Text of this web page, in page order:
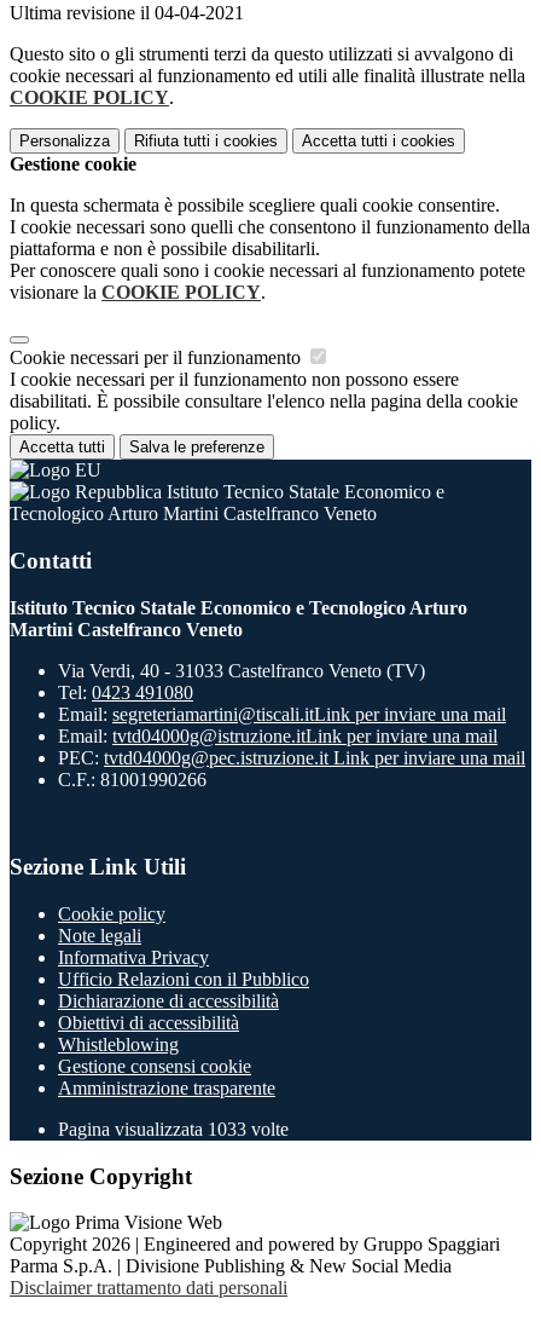
Ultima revisione il 04-04-2021
Questo sito o gli strumenti terzi da questo utilizzati si avvalgono di
cookie necessari al funzionamento ed utili alle finalità illustrate nella
COOKIE POLICY.
Personalizza Rifiuta tutti i cookies Accetta tutti i cookies
Gestione cookie
In questa schermata è possibile scegliere quali cookie consentire.
I cookie necessari sono quelli che consentono il funzionamento della
piattaforma e non è possibile disabilitarli.
Per conoscere quali sono i cookie necessari al funzionamento potete
visionare la COOKIE POLICY.
Cookie necessari per il funzionamento
I cookie necessari per il funzionamento non possono essere
disabilitati. È possibile consultare l'elenco nella pagina della cookie
policy.
Accetta tutti Salva le preferenze
Istituto Tecnico Statale Economico e
Tecnologico Arturo Martini Castelfranco Veneto
Contatti
Istituto Tecnico Statale Economico e Tecnologico Arturo
Martini Castelfranco Veneto
Via Verdi, 40 - 31033 Castelfranco Veneto (TV)
Tel: 0423 491080
Email: segreteriamartini@tiscali.itLink per inviare una mail
Email: tvtd04000g@istruzione.itLink per inviare una mail
PEC: tvtd04000g@pec.istruzione.it Link per inviare una mail
C.F.: 81001990266
Sezione Link Utili
Cookie policy
Note legali
Informativa Privacy
Ufficio Relazioni con il Pubblico
Dichiarazione di accessibilità
Obiettivi di accessibilità
Whistleblowing
Gestione consensi cookie
Amministrazione trasparente
Pagina visualizzata 1033 volte
Sezione Copyright
Copyright 2026 | Engineered and powered by Gruppo Spaggiari
Parma S.p.A. | Divisione Publishing & New Social Media
Disclaimer trattamento dati personali